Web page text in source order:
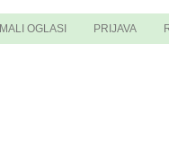
MALI OGLASI PRIJAVA